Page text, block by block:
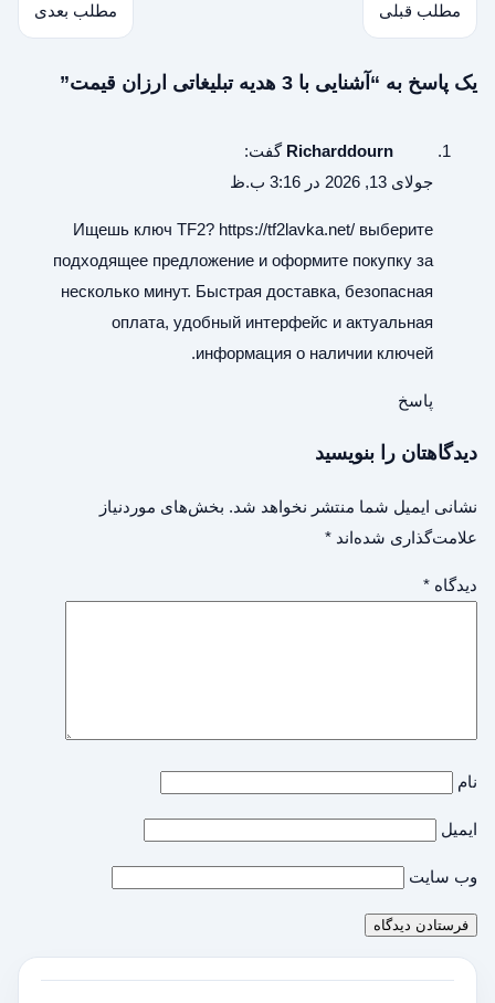
مطلب قبلی مطلب بعدی
یک پاسخ به “آشنایی با 3 هدیه تبلیغاتی ارزان قیمت”
Richarddourn گفت:
جولای 13, 2026 در 3:16 ب.ظ
Ищешь ключ TF2? https://tf2lavka.net/ выберите
подходящее предложение и оформите покупку за
несколько минут. Быстрая доставка, безопасная
оплата, удобный интерфейс и актуальная
информация о наличии ключей.
پاسخ
دیدگاهتان را بنویسید
نشانی ایمیل شما منتشر نخواهد شد. بخش‌های موردنیاز
علامت‌گذاری شده‌اند *
دیدگاه *
نام
ایمیل
وب‌ سایت